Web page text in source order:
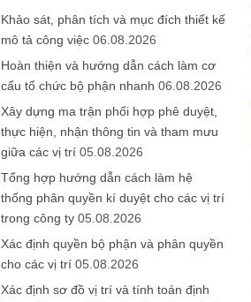
Khảo sát, phân tích và mục đích thiết kế
mô tả công việc 06.08.2026
Hoàn thiện và hướng dẫn cách làm cơ
cấu tổ chức bộ phận nhanh 06.08.2026
Xây dựng ma trận phối hợp phê duyệt,
thực hiện, nhận thông tin và tham mưu
giữa các vị trí 05.08.2026
Tổng hợp hướng dẫn cách làm hệ
thống phân quyền kí duyệt cho các vị trí
trong công ty 05.08.2026
Xác định quyền bộ phận và phân quyền
cho các vị trí 05.08.2026
Xác định sơ đồ vị trí và tính toán định